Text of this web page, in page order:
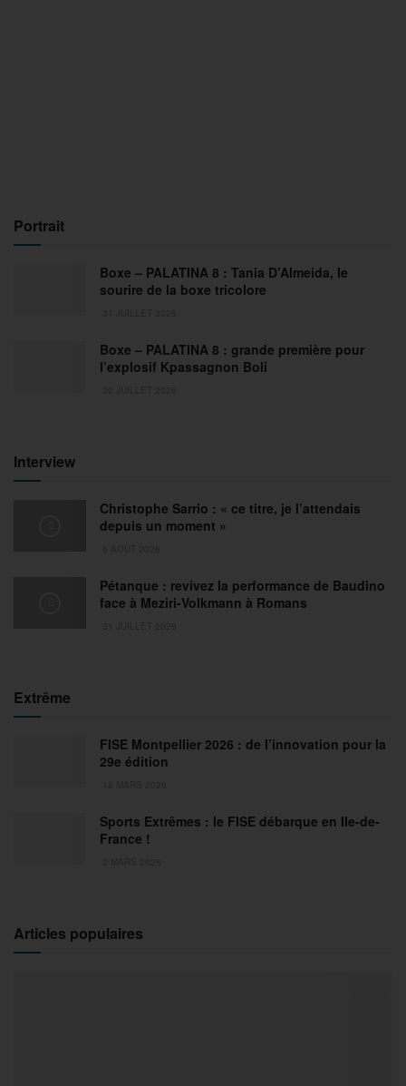
Portrait
Boxe – PALATINA 8 : Tania D’Almeida, le
sourire de la boxe tricolore
Boxe – PALATINA 8 : grande première pour
l’explosif Kpassagnon Boli
Interview
Christophe Sarrio : « ce titre, je l’attendais
depuis un moment »
Pétanque : revivez la performance de Baudino
face à Meziri-Volkmann à Romans
Extrême
FISE Montpellier 2026 : de l’innovation pour la
29e édition
Sports Extrêmes : le FISE débarque en Ile-de-
France !
Articles populaires